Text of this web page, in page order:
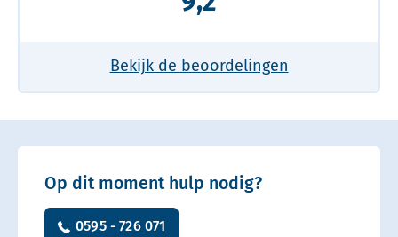
Bekijk de beoordelingen
Op dit moment hulp nodig?
0595 - 726 071